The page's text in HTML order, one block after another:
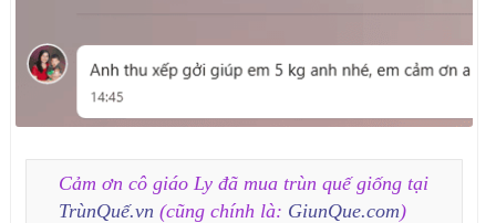
Cảm ơn cô giáo Ly đã mua trùn quế giống tại
TrùnQuế.vn (cũng chính là: GiunQue.com)